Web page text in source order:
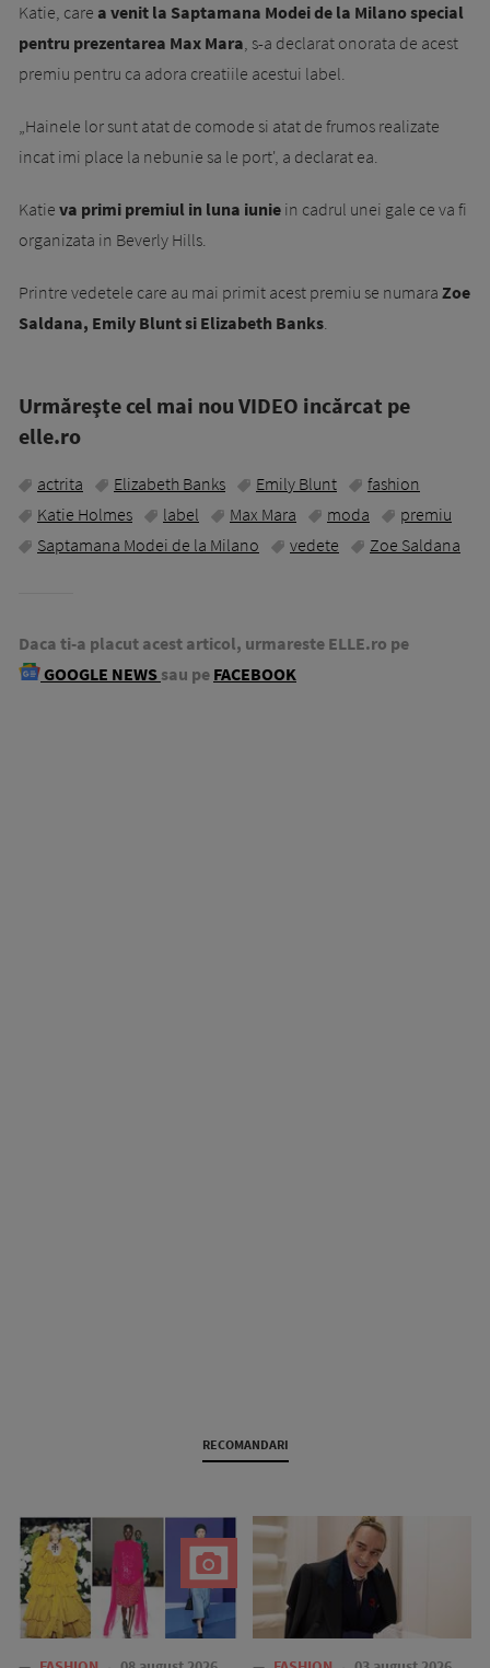
Katie, care a venit la Saptamana Modei de la Milano special
pentru prezentarea Max Mara, s-a declarat onorata de acest
premiu pentru ca adora creatiile acestui label.
„Hainele lor sunt atat de comode si atat de frumos realizate
incat imi place la nebunie sa le port', a declarat ea.
Katie va primi premiul in luna iunie in cadrul unei gale ce va fi
organizata in Beverly Hills.
Printre vedetele care au mai primit acest premiu se numara Zoe
Saldana, Emily Blunt si Elizabeth Banks.
Urmăreşte cel mai nou VIDEO incărcat pe
elle.ro
actrita Elizabeth Banks Emily Blunt
fashion
Katie Holmes
label Max Mara moda
premiu
Saptamana Modei de la Milano
vedete Zoe Saldana
Daca ti-a placut acest articol, urmareste ELLE.ro pe
GOOGLE NEWS sau pe FACEBOOK
RECOMANDARI